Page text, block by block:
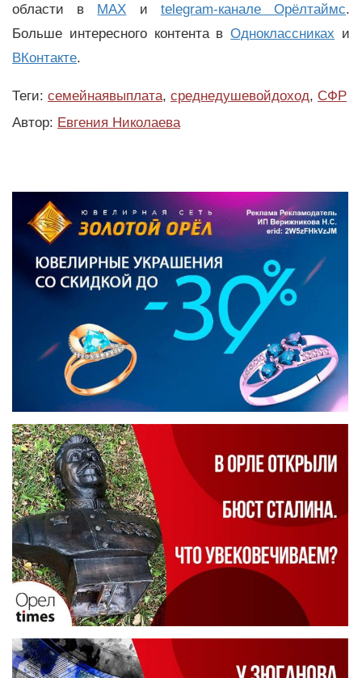
области в MAX и telegram-канале Орёлтаймс.
Больше интересного контента вОдноклассниках и
ВКонтакте.
Теги: семейнаявыплата, среднедушевойдоход, СФР
Автор: Евгения Николаева